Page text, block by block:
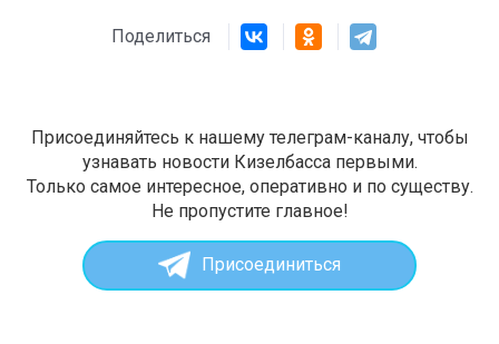
Поделиться
Присоединяйтесь к нашему телеграм-каналу, чтобы
узнавать новости Кизелбасса первыми.
Только самое интересное, оперативно и по существу.
Не пропустите главное!
Присоединиться